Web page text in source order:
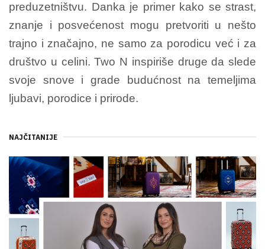
preduzetništvu. Danka je primer kako se strast,
znanje i posvećenost mogu pretvoriti u nešto
trajno i značajno, ne samo za porodicu već i za
društvo u celini. Two N inspiriše druge da slede
svoje snove i grade budućnost na temeljima
ljubavi, porodice i prirode.
NAJČITANIJE